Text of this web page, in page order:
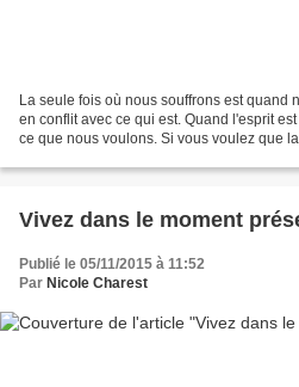
La seule fois où nous souffrons est quand
en conflit avec ce qui est. Quand l'esprit
ce que nous voulons. Si vous voulez que
Vivez dans le moment
Publié le 05/11/2015 à 11:52
Par Nicole Charest